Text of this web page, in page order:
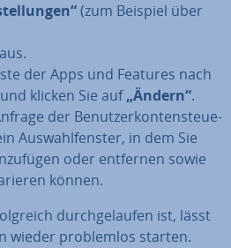
(zum Beispiel über
aus.
der Apps und Features nach
und klicken Sie auf„Ändern“.
der Be­nut­zer­kon­ten­steue­
Aus­wahl­fens­ter, in dem Sie
oder entfernen sowie
können.
durch­ge­lau­fen ist, lässt
wieder pro­blem­los starten.